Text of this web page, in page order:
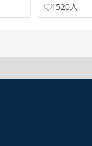
1520人